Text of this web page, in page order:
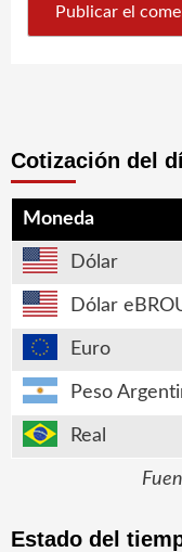
Cotización del
Moneda
Dólar
Dólar
Euro
Peso
Real
Estado del